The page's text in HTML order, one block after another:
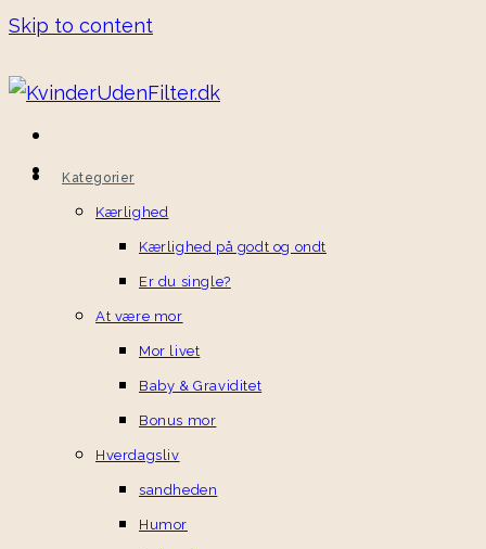
Skip to content
Kategorier
Kærlighed
Kærlighed på godt og ondt
Er du single?
At være mor
Mor livet
Baby & Graviditet
Bonus mor
Hverdagsliv
sandheden
Humor